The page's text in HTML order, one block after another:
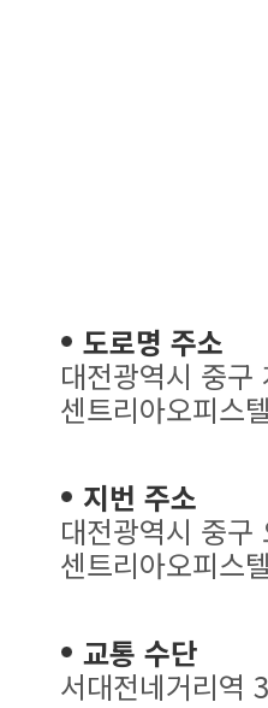
도로명 주소
대전광역시 중
센트리아오피스
지번 주소
대전광역시 중
센트리아오피스
교통 수단
서대전네거리역